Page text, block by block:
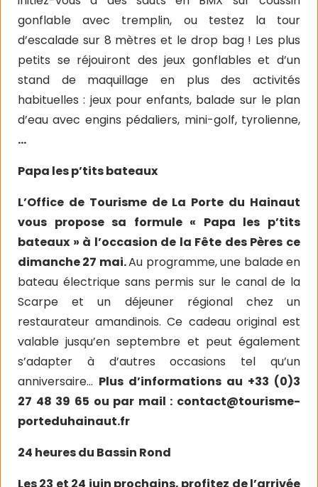
gonflable avec tremplin, ou testez la tour
d’escalade sur 8 mètres et le drop bag ! Les plus
petits se réjouiront des jeux gonflables et d’un
stand de maquillage en plus des activités
habituelles : jeux pour enfants, balade sur le plan
d’eau avec engins pédaliers, mini-golf, tyrolienne,
…
Papa les p’tits bateaux
L’Office de Tourisme de La Porte du Hainaut
vous propose sa formule « Papa les p’tits
bateaux » à l’occasion de la Fête des Pères ce
dimanche 27 mai.Au programme, une balade en
bateau électrique sans permis sur le canal de la
Scarpe et un déjeuner régional chez un
restaurateur amandinois. Ce cadeau original est
valable jusqu’en septembre et peut également
s’adapter à d’autres occasions tel qu’un
anniversaire… Plus d’informations au +33 (0)3
27 48 39 65 ou par mail : contact@tourisme-
porteduhainaut.fr
24 heures du Bassin Rond